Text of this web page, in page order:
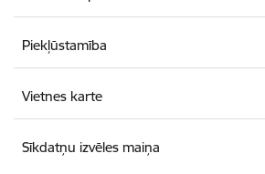
Piekļūstamība
Vietnes karte
Sīkdatņu izvēles maiņa